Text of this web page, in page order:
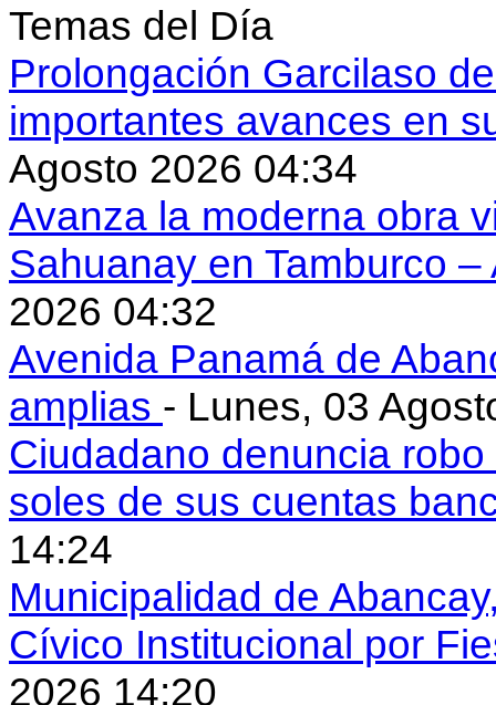
Temas del Día
Prolongación Garcilaso
importantes avances en
Agosto 2026 04:34
Avanza la moderna obra
Sahuanay en Tamburco
2026 04:32
Avenida Panamá de
amplias - Lunes, 03
Ciudadano denuncia
soles de sus cuentas
14:24
Municipalidad de
Cívico Institucional por
2026 14:20